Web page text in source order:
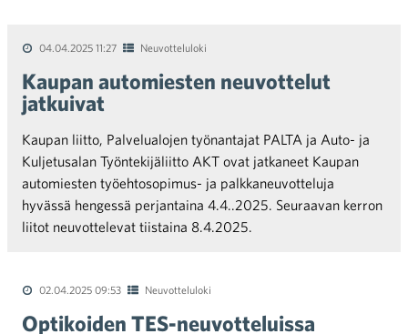
04.04.2025 11:27 Neuvotteluloki
Kaupan automiesten neuvottelut
jatkuivat
Kaupan liitto, Palvelualojen työnantajat PALTA ja Auto- ja
Kuljetusalan Työntekijäliitto AKT ovat jatkaneet Kaupan
automiesten työehtosopimus- ja palkkaneuvotteluja
hyvässä hengessä perjantaina 4.4..2025. Seuraavan kerron
liitot neuvottelevat tiistaina 8.4.2025.
02.04.2025 09:53 Neuvotteluloki
Optikoiden TES-neuvotteluissa